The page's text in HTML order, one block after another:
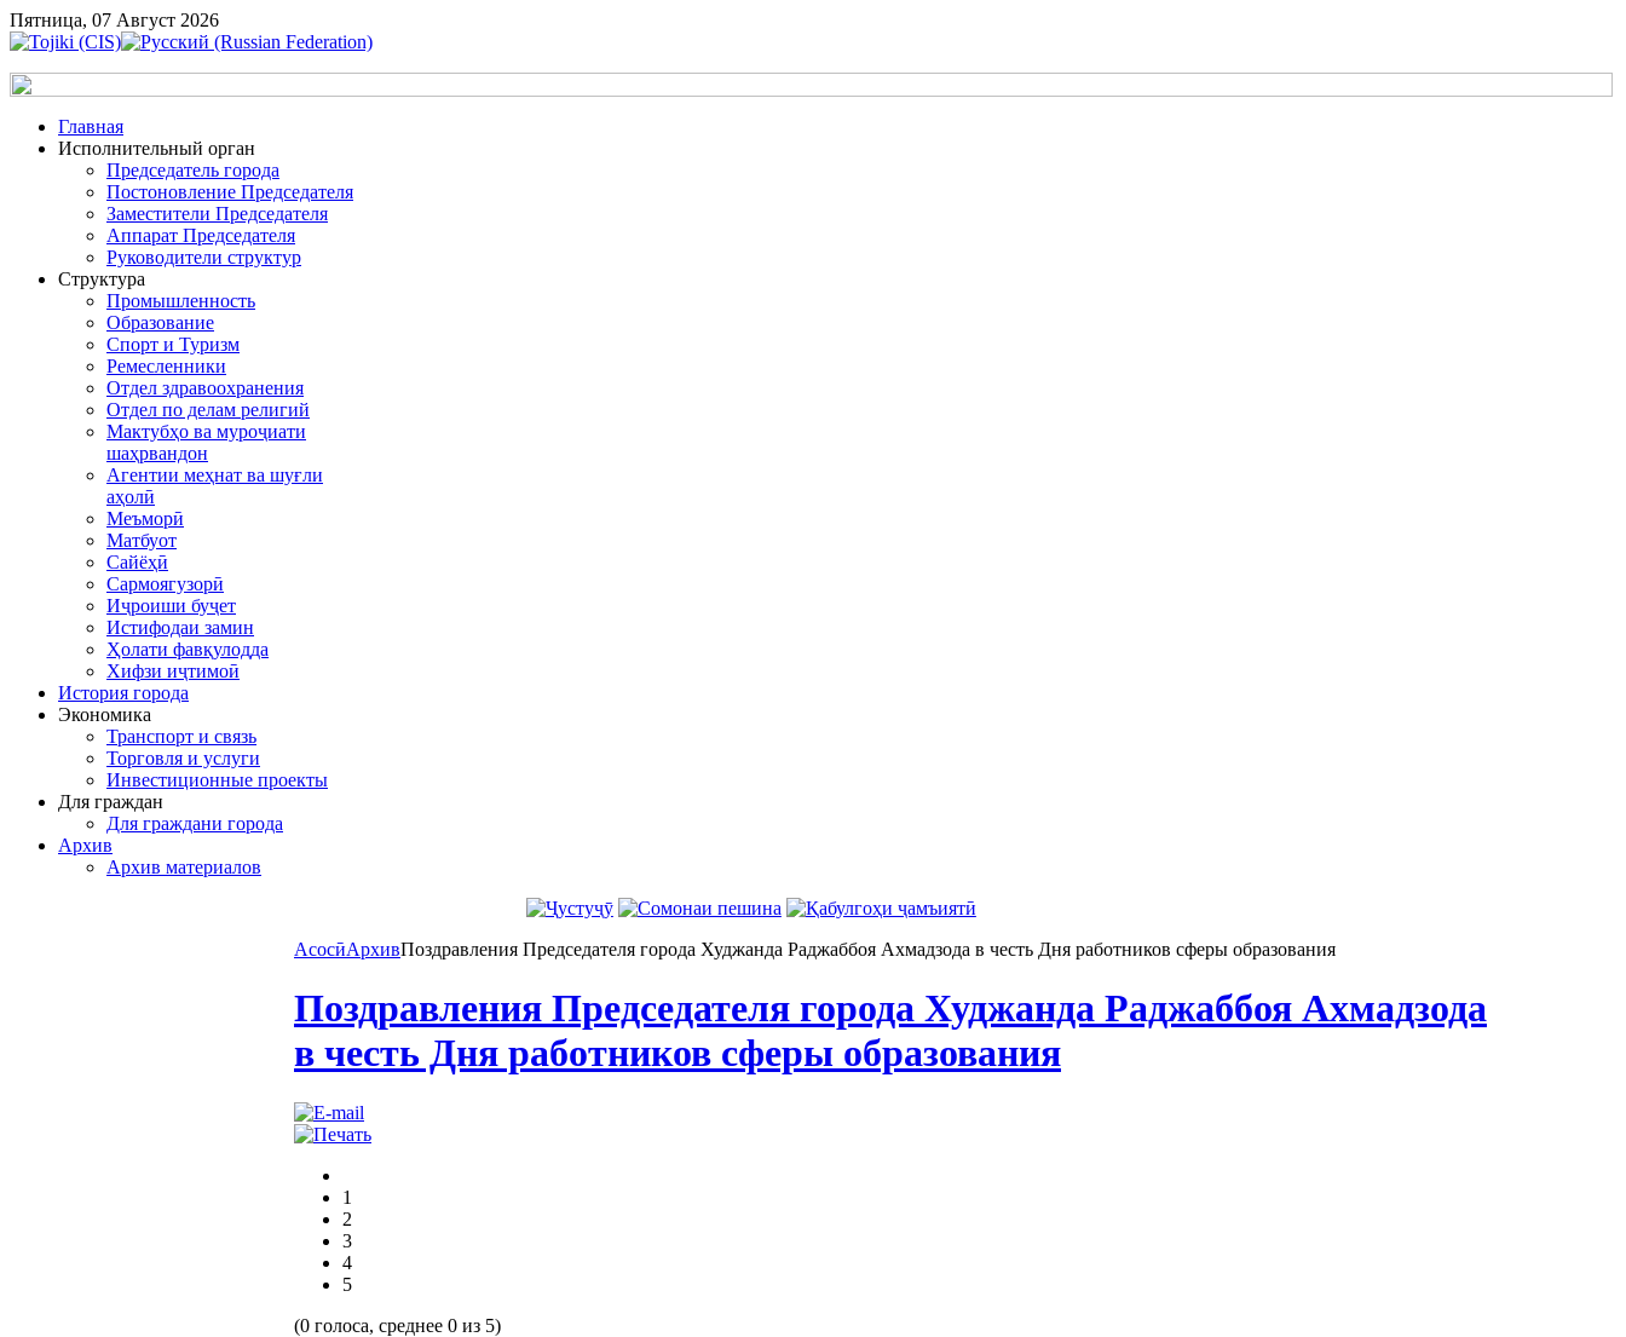
Пятница, 07 Август 2026
Главная
Исполнительный орган
Председатель города
Постоновление Председателя
Заместители Председателя
Аппарат Председателя
Руководители структур
Структура
Промышленность
Образование
Спорт и Туризм
Ремесленники
Отдел здравоохранения
Отдел по делам религий
Мактубҳо ва муроҷиати
шаҳрвандон
Агентии меҳнат ва шуғли
аҳолӣ
Меъморӣ
Матбуот
Сайёҳӣ
Сармоягузорӣ
Иҷроиши буҷет
Истифодаи замин
Ҳолати фавқулодда
Хифзи иҷтимоӣ
История города
Экономика
Транспорт и связь
Торговля и услуги
Инвестиционные проекты
Для граждан
Для граждани города
Архив
Архив материалов
АсосӣАрхивПоздравления Председателя города Худжанда Раджаббоя Ахмадзода в честь Дня работников сферы образования
Поздравления Председателя города Худжанда Раджаббоя Ахмадзода
в честь Дня работников сферы образования
1
2
3
4
5
(0 голоса, среднее 0 из 5)